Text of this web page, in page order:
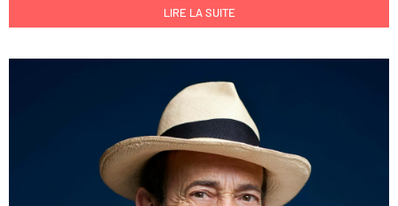
LIRE LA SUITE